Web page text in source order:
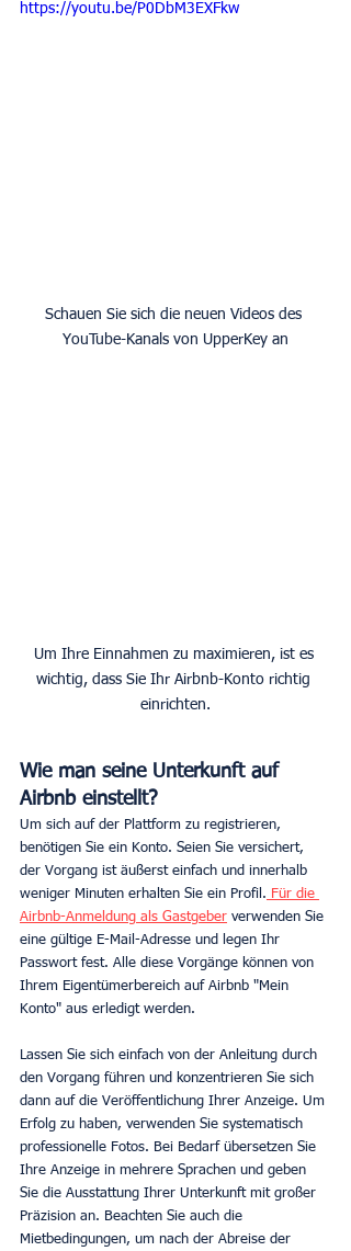
https://youtu.be/P0DbM3EXFkw
Schauen Sie sich die neuen Videos des
YouTube-Kanals von UpperKey an
Um Ihre Einnahmen zu maximieren, ist es
wichtig, dass Sie Ihr Airbnb-Konto richtig
einrichten.
Wie man seine Unterkunft auf
Airbnb einstellt?
Um sich auf der Plattform zu registrieren,
benötigen Sie ein Konto. Seien Sie versichert,
der Vorgang ist äußerst einfach und innerhalb
weniger Minuten erhalten Sie ein Profil. Für die
Airbnb-Anmeldung als Gastgeber verwenden Sie
eine gültige E-Mail-Adresse und legen Ihr
Passwort fest. Alle diese Vorgänge können von
Ihrem Eigentümerbereich auf Airbnb "Mein
Konto" aus erledigt werden.
Lassen Sie sich einfach von der Anleitung durch
den Vorgang führen und konzentrieren Sie sich
dann auf die Veröffentlichung Ihrer Anzeige. Um
Erfolg zu haben, verwenden Sie systematisch
professionelle Fotos. Bei Bedarf übersetzen Sie
Ihre Anzeige in mehrere Sprachen und geben
Sie die Ausstattung Ihrer Unterkunft mit großer
Präzision an. Beachten Sie auch die
Mietbedingungen, um nach der Abreise der